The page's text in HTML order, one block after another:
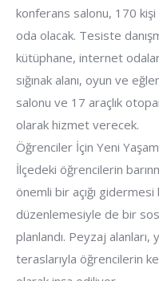
konferans salonu, 170
oda olacak. Tesiste
kütüphane, internet odaları
sığınak alanı, oyun ve
salonu ve 17 araçlık
olarak hizmet verecek.
Öğrenciler İçin Yeni
İlçedeki öğrencilerin
önemli bir açığı
düzenlemesiyle de bir
planlandı. Peyzaj
teraslarıyla öğrencilerin